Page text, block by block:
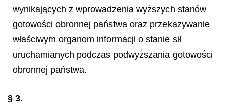
wynikających z wprowadzenia wyższych stanów
gotowości obronnej państwa oraz przekazywanie
właściwym organom informacji o stanie sił
uruchamianych podczas podwyższania gotowości
obronnej państwa.
§ 3.